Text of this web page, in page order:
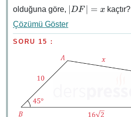
m(\widehat{DEA})
olduğuna göre, \abs{DF}
DF = xkaçtır?
Çözümü Göster
SORU 15 :